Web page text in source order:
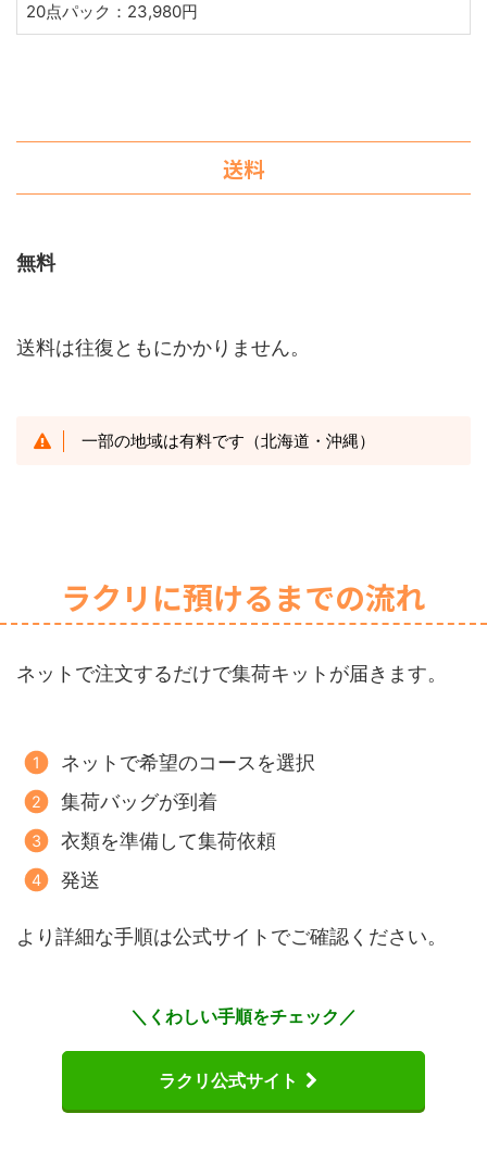
20点パック：23,980円
送料
無料
送料は往復ともにかかりません。
一部の地域は有料です（北海道・沖縄）
ラクリに預けるまでの流れ
ネットで注文するだけで集荷キットが届きます。
ネットで希望のコースを選択
集荷バッグが到着
衣類を準備して集荷依頼
発送
より詳細な手順は公式サイトでご確認ください。
＼くわしい手順をチェック／
ラクリ公式サイト